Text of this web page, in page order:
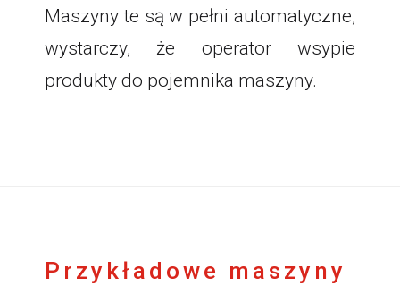
Maszyny te są w pełni automatyczne,
wystarczy, że operator wsypie
produkty do pojemnika maszyny.
Przykładowe maszyny